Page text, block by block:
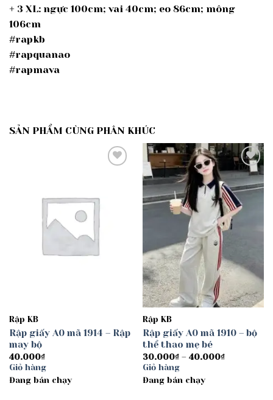
+ 3 XL: ngực 100cm; vai 40cm; eo 86cm; mông
106cm
#rapkb
#rapquanao
#rapmava
SẢN PHẨM CÙNG PHÂN KHÚC
Rập KB
Rập giấy A0 mã 1914 – Rập
may bộ
40.000₫
Giỏ hàng
Đang bán chạy
Add to
wishlist
Rập KB
Rập giấy A0 mã 1910 – bộ
thể thao mẹ bé
30.000₫ – 40.000₫Khoảng
Giỏ hàng
Đang bán chạy